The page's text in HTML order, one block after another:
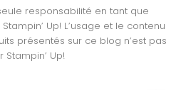
responsabilité en tant que
Up! L’usage et le contenu
présentés sur ce blog n’est pas
Up!